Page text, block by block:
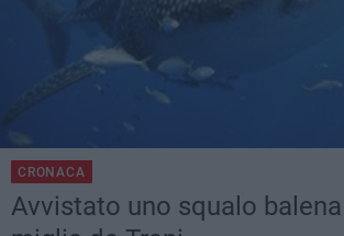
CRONACA
Avvistato uno squalo